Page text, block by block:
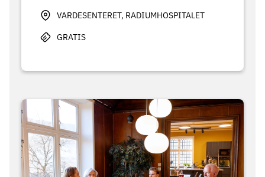
VARDESENTERET, RADIUMHOSPITALET
GRATIS